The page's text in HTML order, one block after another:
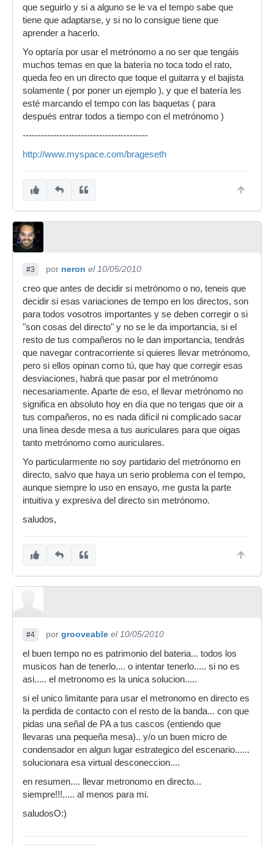
que seguirlo y si a alguno se le va el tempo sabe que
tiene que adaptarse, y si no lo consigue tiene que
aprender a hacerlo.
Yo optaría por usar el metrónomo a no ser que tengáis
muchos temas en que la batería no toca todo el rato,
queda feo en un directo que toque el guitarra y el bajista
solamente ( por poner un ejemplo ), y que el batería les
esté marcando el tempo con las baquetas ( para
después entrar todos a tiempo con el metrónomo )
-----------------------------------------
http://www.myspace.com/brageseth
#3 por neron el 10/05/2010
creo que antes de decidir si metrónomo o no, teneis que
decidir si esas variaciones de tempo en los directos, son
para todos vosotros importantes y se deben corregir o si
"son cosas del directo" y no se le da importancia, si el
resto de tus compañeros no le dan importancia, tendrás
que navegar contracorriente si quieres llevar metrónomo,
pero si ellos opinan como tú, que hay que corregir esas
desviaciones, habrá que pasar por el metrónomo
necesariamente. Aparte de eso, el llevar metrónomo no
significa en absoluto hoy en día que no tengas que oir a
tus compañeros, no es nada difícil ni complicado sacar
una línea desde mesa a tus auriculares para que oigas
tanto metrónomo como auriculares.
Yo particularmente no soy partidario del metrónomo en
directo, salvo que haya un serio problema con el tempo,
aunque siempre lo uso en ensayo, me gusta la parte
intuitiva y expresiva del directo sin metrónomo.
saludos,
#4 por grooveable el 10/05/2010
el buen tempo no es patrimonio del bateria... todos los
musicos han de tenerlo.... o intentar tenerlo..... si no es
asi..... el metronomo es la unica solucion.....
si el unico limitante para usar el metronomo en directo es
la perdida de contacto con el resto de la banda... con que
pidas una señal de PA a tus cascos (entiendo que
llevaras una pequeña mesa).. y/o un buen micro de
condensador en algun lugar estrategico del escenario......
solucionara esa virtual desconeccion....
en resumen.... llevar metronomo en directo...
siempre!!!..... al menos para mi.
saludosO:)